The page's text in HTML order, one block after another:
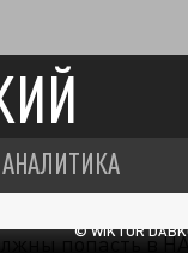
АНАЛИТИКА
© WIKTOR